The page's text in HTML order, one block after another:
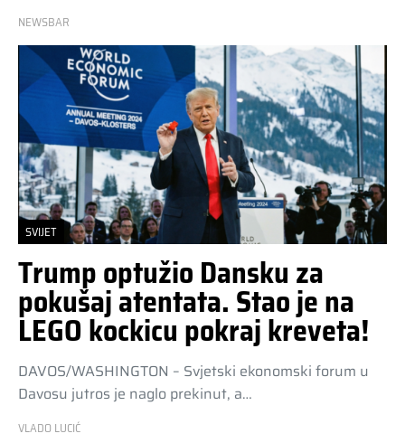
NEWSBAR
SVIJET
Trump optužio Dansku za
pokušaj atentata. Stao je na
LEGO kockicu pokraj kreveta!
DAVOS/WASHINGTON – Svjetski ekonomski forum u
Davosu jutros je naglo prekinut, a…
VLADO LUCIĆ